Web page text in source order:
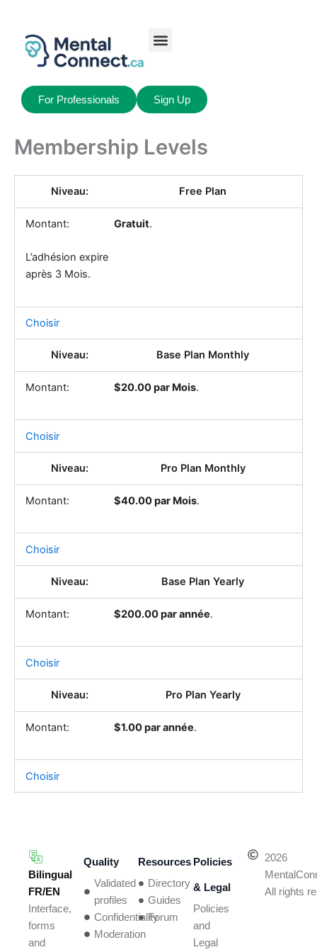
contenu
For Professionals Sign Up
Membership Levels
Free Plan
Gratuit.
L’adhésion expire
après 3 Mois.
Choisir
Base Plan Monthly
$20.00 par Mois.
Choisir
Pro Plan Monthly
$40.00 par Mois.
Choisir
Base Plan Yearly
$200.00 par année.
Choisir
Pro Plan Yearly
$1.00 par année.
Choisir
Bilingual
FR/EN
Interface,
forms
and
Quality
Validated
profiles
Confidentiality
Moderation
Resources
Directory
Guides
Forum
Policies
& Legal
Policies
and
Legal
2026
All rights